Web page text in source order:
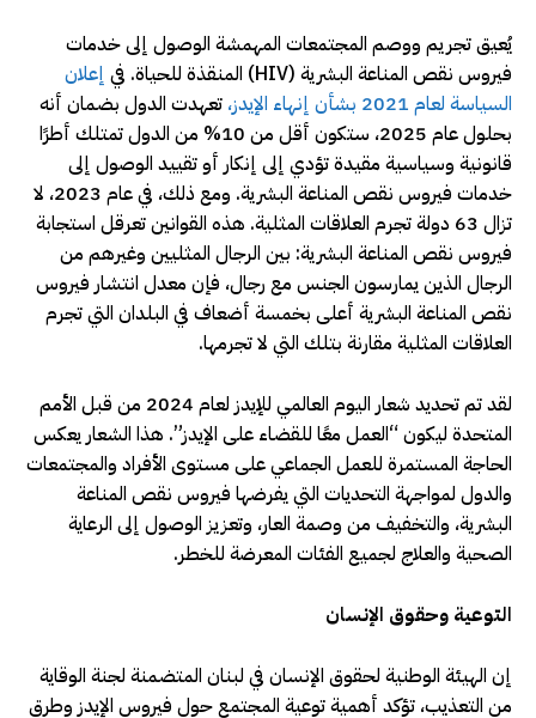
يُعيق تجريم ووصم المجتمعات المهمشة الوصول إلى خدمات
فيروس نقص المناعة البشرية (HIV) المنقذة للحياة. في
إعلان
السياسة لعام 2021 بشأن إنهاء الإيدز،
تعهدت الدول بضمان أنه
بحلول عام 2025، ستكون أقل من 10% من الدول تمتلك أطرًا
قانونية وسياسية مقيدة تؤدي إلى إنكار أو تقييد الوصول إلى
خدمات فيروس نقص المناعة البشرية. ومع ذلك، في عام 2023، لا
تزال 63 دولة تجرم العلاقات المثلية. هذه القوانين تعرقل استجابة
فيروس نقص المناعة البشرية: بين الرجال المثليين وغيرهم من
الرجال الذين يمارسون الجنس مع رجال، فإن معدل انتشار فيروس
نقص المناعة البشرية أعلى بخمسة أضعاف في البلدان التي تجرم
العلاقات المثلية مقارنة بتلك التي لا تجرمها.
لقد تم تحديد شعار اليوم العالمي للإيدز لعام 2024 من قبل الأمم
المتحدة ليكون “العمل معًا للقضاء على الإيدز”. هذا الشعار يعكس
الحاجة المستمرة للعمل الجماعي على مستوى الأفراد والمجتمعات
والدول لمواجهة التحديات التي يفرضها فيروس نقص المناعة
البشرية، والتخفيف من وصمة العار، وتعزيز الوصول إلى الرعاية
الصحية والعلاج لجميع الفئات المعرضة للخطر.
التوعية وحقوق الإنسان
إن الهيئة الوطنية لحقوق الإنسان في لبنان المتضمنة لجنة الوقاية
من التعذيب، تؤكد أهمية توعية المجتمع حول فيروس الإيدز وطرق